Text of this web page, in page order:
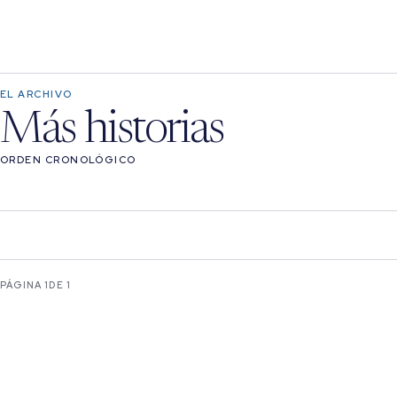
EL ARCHIVO
Más historias
ORDEN CRONOLÓGICO
PÁGINA 1 DE 1